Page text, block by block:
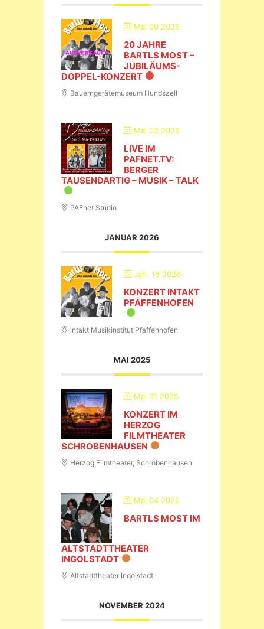
Mai 09 2026
20 JAHRE
BARTLS MOST –
JUBILÄUMS-
DOPPEL-KONZERT
Bauerngerätemuseum Hundszell
Mai 03 2026
LIVE IM
PAFNET.TV:
BERGER
TAUSENDARTIG – MUSIK – TALK
PAFnet Studio
JANUAR 2026
Jan. 16 2026
KONZERT INTAKT
PFAFFENHOFEN
intakt Musikinstitut Pfaffenhofen
MAI 2025
Mai 31 2025
KONZERT IM
HERZOG
FILMTHEATER
SCHROBENHAUSEN
Herzog Filmtheater, Schrobenhausen
Mai 04 2025
BARTLS MOST IM
ALTSTADTTHEATER
INGOLSTADT
Altstadttheater Ingolstadt
NOVEMBER 2024